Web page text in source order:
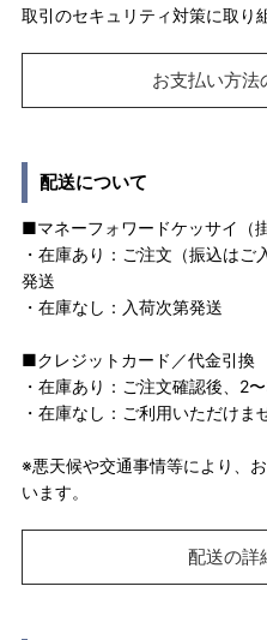
取引のセキュリティ対策に取り
お支払い方法
配送について
■マネーフォワードケッサイ（
・在庫あり：ご注文（振込は
発送
・在庫なし：入荷次第発送
■クレジットカード／代金引換
・在庫あり：ご注文確認後、2
・在庫なし：ご利用いただけま
※悪天候や交通事情等により、
います。
配送の詳